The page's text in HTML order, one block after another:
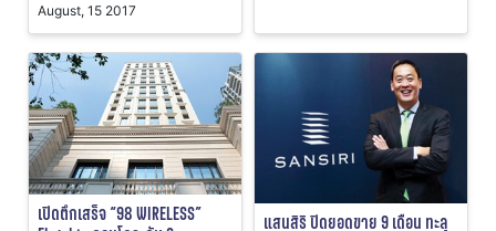
August, 15 2017
เปิดตึกเสร็จ “98 WIRELESS”
แสนสิริ ปิดยอดขาย 9 เดือน ทะลุ